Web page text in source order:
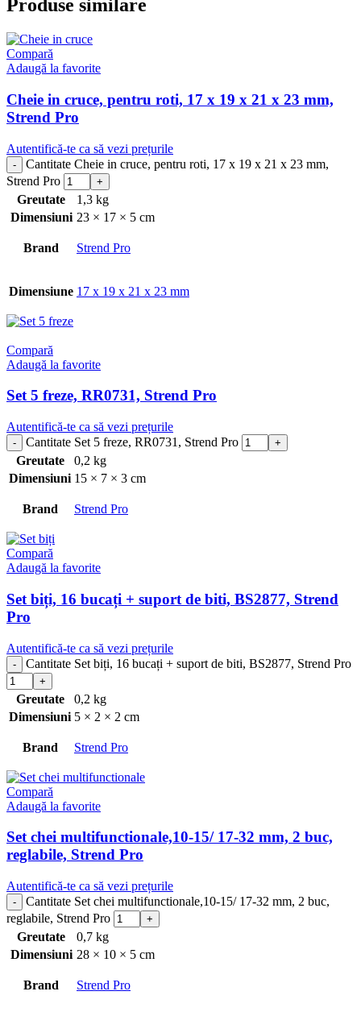
Produse similare
Compară
Adaugă la favorite
Cheie in cruce, pentru roti, 17 x 19 x 21 x 23 mm,
Strend Pro
Autentifică-te ca să vezi prețurile
Cantitate Cheie in cruce, pentru roti, 17 x 19 x 21 x 23 mm,
Strend Pro
Greutate
1,3 kg
Dimensiuni 23 × 17 × 5 cm
Brand Strend Pro
Dimensiune 17 x 19 x 21 x 23 mm
Compară
Adaugă la favorite
Set 5 freze, RR0731, Strend Pro
Autentifică-te ca să vezi prețurile
Cantitate Set 5 freze, RR0731, Strend Pro
Greutate
0,2 kg
Dimensiuni 15 × 7 × 3 cm
Brand Strend Pro
Compară
Adaugă la favorite
Set biți, 16 bucați + suport de biti, BS2877, Strend
Pro
Autentifică-te ca să vezi prețurile
Cantitate Set biți, 16 bucați + suport de biti, BS2877, Strend Pro
Greutate
0,2 kg
Dimensiuni 5 × 2 × 2 cm
Brand Strend Pro
Compară
Adaugă la favorite
Set chei multifunctionale,10-15/ 17-32 mm, 2 buc,
reglabile, Strend Pro
Autentifică-te ca să vezi prețurile
Cantitate Set chei multifunctionale,10-15/ 17-32 mm, 2 buc,
reglabile, Strend Pro
Greutate
0,7 kg
Dimensiuni 28 × 10 × 5 cm
Brand Strend Pro